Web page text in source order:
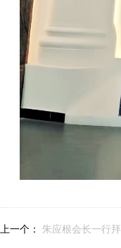
上一个： 朱应根会长一行拜